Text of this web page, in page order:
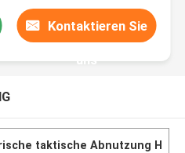
Kontaktieren Sie
uns
taktische Abnutzung H